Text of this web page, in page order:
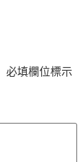
必填欄位標示